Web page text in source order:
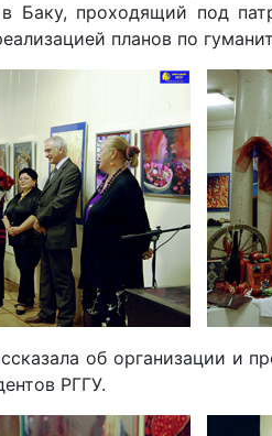
проходящий под
планов по
об организации и
РГГУ.